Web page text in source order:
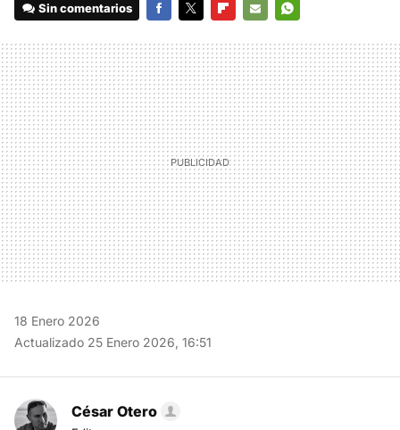
Sin comentarios
MAIL
18 Enero 2026
Actualizado 25 Enero 2026, 16:51
César Otero